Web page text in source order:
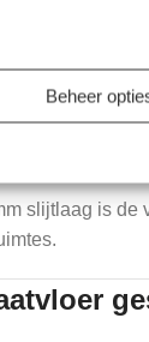
Beheer
Mineraal
slijtlaag is